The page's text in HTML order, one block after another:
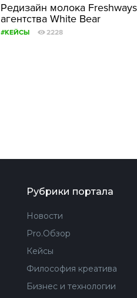
Редизайн молока
агентства White Bear
#КЕЙСЫ 2228
Рубрики портала
Новости
Pro.Обзор
Кейсы
Философия креатива
Бизнес и технологии